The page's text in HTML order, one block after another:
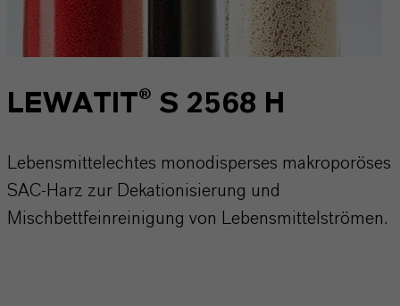
LEWATIT® S 2568 H
Lebensmittelechtes monodisperses makroporöses
SAC-Harz zur Dekationisierung und
Mischbettfeinreinigung von Lebensmittelströmen.